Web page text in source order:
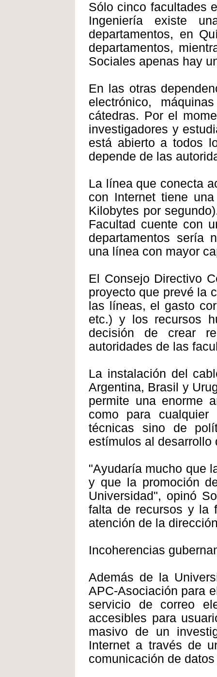
Sólo cinco facultades
Ingeniería existe
departamentos, en
departamentos,
Sociales apenas hay
En las otras
electrónico,
cátedras. Por el
investigadores y
está abierto a todos
depende de las
La línea que conecta
con Internet tiene
Kilobytes por
Facultad cuente con
departamentos sería
una línea con mayor
El Consejo Directivo
proyecto que prevé la
las líneas, el gasto
etc.) y los recursos
decisión de crear
autoridades de las
La instalación del
Argentina, Brasil y
permite una enorme
como para
técnicas sino de
estímulos al desarrollo
"Ayudaría mucho que
y que la promoción
Universidad", opinó
falta de recursos y la
atención de la
Incoherencias
Además de la
APC-Asociación para
servicio de correo
accesibles para
masivo de un
Internet a través de
comunicación de